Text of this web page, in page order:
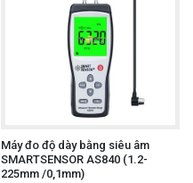
Máy đo độ dày bằng siêu âm
SMARTSENSOR AS840 (1.2-
225mm /0,1mm)